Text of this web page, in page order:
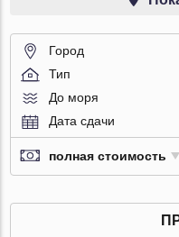
Город
Тип
До моря
Дата сдачи
полная стоимость